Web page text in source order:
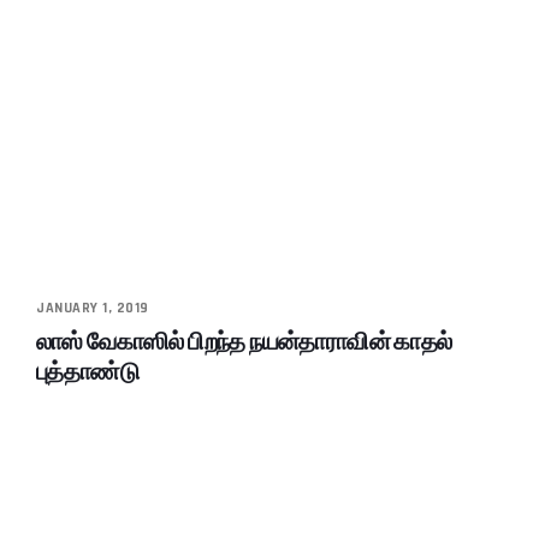
JANUARY 1, 2019
லாஸ் வேகாஸில் பிறந்த நயன்தாராவின் காதல்
புத்தாண்டு